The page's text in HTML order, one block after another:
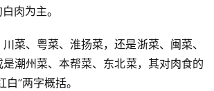
肉为主。
菜、粤菜、淮扬菜，还是浙菜、闽菜、
潮州菜、本帮菜、东北菜，其对肉食的
”两字概括。